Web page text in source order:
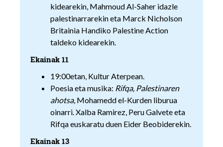
kidearekin, Mahmoud Al-Saher idazle
palestinarrarekin eta Marck Nicholson
Britainia Handiko Palestine Action
taldeko kidearekin.
Ekainak 11
19:00etan, Kultur Aterpean.
Poesia eta musika: Rifqa, Palestinaren
ahotsa, Mohamedd el-Kurden liburua
oinarri. Xalba Ramirez, Peru Galvete eta
Rifqa euskaratu duen Eider Beobiderekin.
Ekainak 13